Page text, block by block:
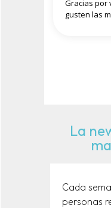
Gracias por
gusten las
La
Cada
personas